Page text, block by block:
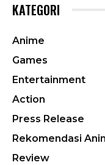
KATEGORI
Anime
Games
Entertainment
Action
Press Release
Rekomendasi
Review